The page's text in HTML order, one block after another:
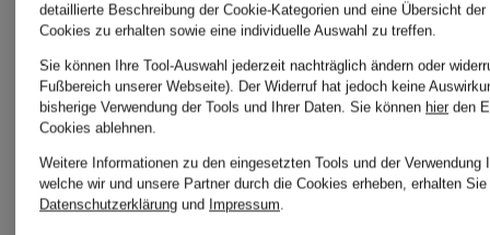
detaillierte Beschreibung der Cookie-Kategorien und eine Übersicht
Cookies zu erhalten sowie eine individuelle Auswahl zu treffen.
Sie können Ihre Tool-Auswahl jederzeit nachträglich ändern oder
Fußbereich unserer Webseite). Der Widerruf hat jedoch keine
bisherige Verwendung der Tools und Ihrer Daten. Sie können hier den
Cookies ablehnen.
Weitere Informationen zu den eingesetzten Tools und der Verwendung
welche wir und unsere Partner durch die Cookies erheben, erhalten
Datenschutzerklärung und Impressum.